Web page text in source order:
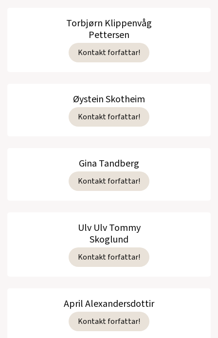
Torbjørn Klippenvåg
Pettersen
Kontakt forfattar!
Øystein Skotheim
Kontakt forfattar!
Gina Tandberg
Kontakt forfattar!
Ulv Ulv Tommy
Skoglund
Kontakt forfattar!
April Alexandersdottir
Kontakt forfattar!